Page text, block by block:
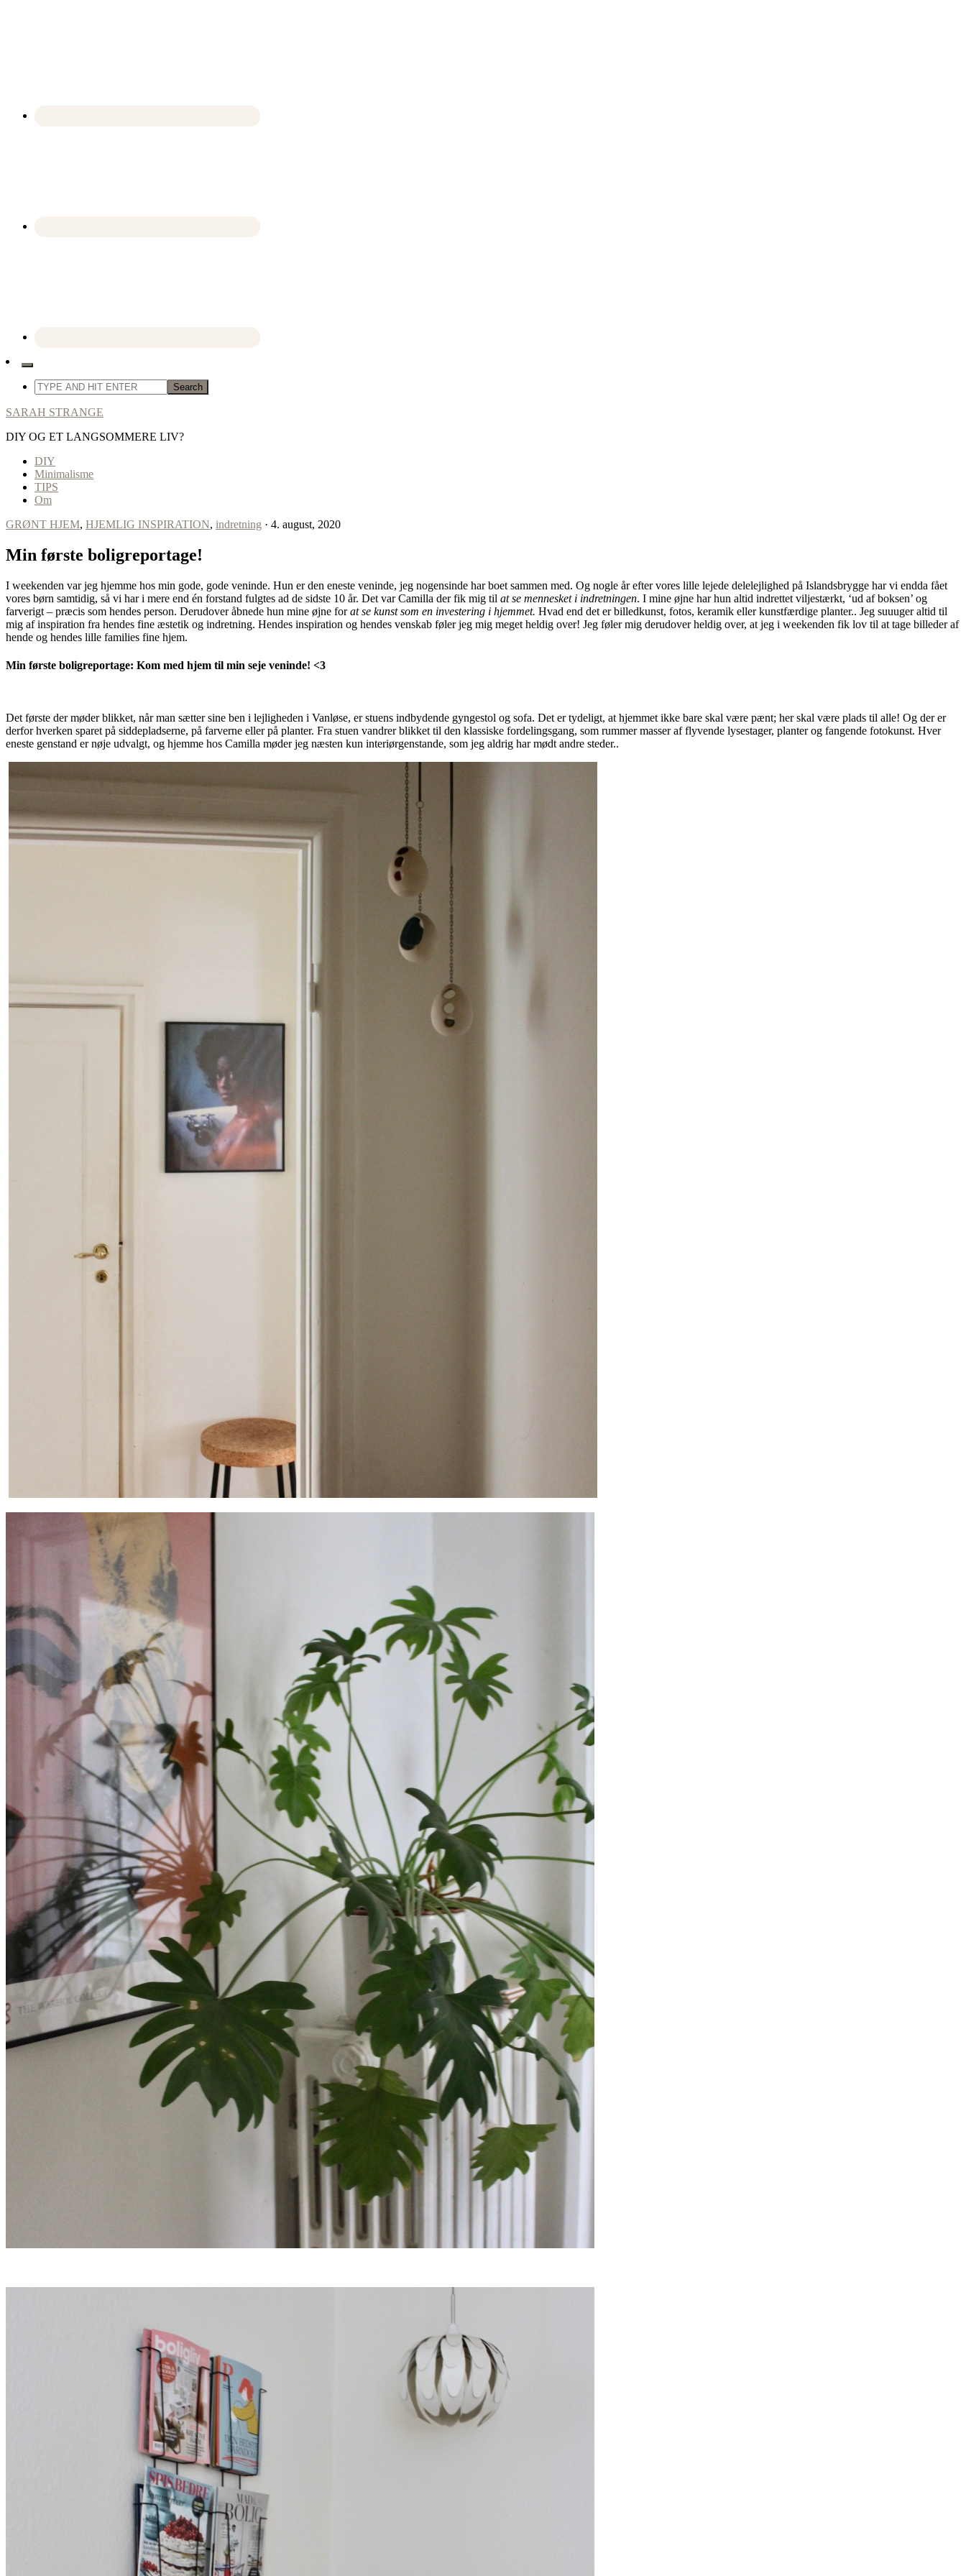
SARAH STRANGE
DIY OG ET LANGSOMMERE LIV?
DIY
Minimalisme
TIPS
Om
GRØNT HJEM, HJEMLIG INSPIRATION, indretning · 4. august, 2020
Min første boligreportage!
I weekenden var jeg hjemme hos min gode, gode veninde. Hun er den eneste veninde, jeg nogensinde har boet sammen med. Og nogle år efter vores lille lejede delelejlighed på Islandsbrygge har vi endda fået
vores børn samtidig, så vi har i mere end én forstand fulgtes ad de sidste 10 år. Det var Camilla der fik mig til at se mennesket i indretningen. I mine øjne har hun altid indrettet viljestærkt, ‘ud af boksen’ og
farverigt – præcis som hendes person. Derudover åbnede hun mine øjne forat se kunst som en investering i hjemmet. Hvad end det er billedkunst, fotos, keramik eller kunstfærdige planter.. Jeg suuuger altid til
mig af inspiration fra hendes fine æstetik og indretning. Hendes inspiration og hendes venskab føler jeg mig meget heldig over! Jeg føler mig derudover heldig over, at jeg i weekenden fik lov til at tage billeder af
hende og hendes lille families fine hjem.
Min første boligreportage: Kom med hjem til min seje veninde! <3
Det første der møder blikket, når man sætter sine ben i lejligheden i Vanløse, er stuens indbydende gyngestol og sofa. Det er tydeligt, at hjemmet ikke bare skal være pænt; her skal være plads til alle! Og der er
derfor hverken sparet på siddepladserne, på farverne eller på planter. Fra stuen vandrer blikket til den klassiske fordelingsgang, som rummer masser af flyvende lysestager, planter og fangende fotokunst. Hver
eneste genstand er nøje udvalgt, og hjemme hos Camilla møder jeg næsten kun interiørgenstande, som jeg aldrig har mødt andre steder..